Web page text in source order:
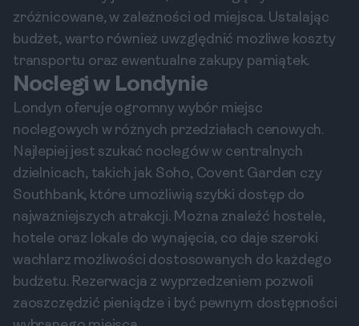
zróżnicowane, w zależności od miejsca. Ustalając
budżet, warto również uwzględnić możliwe koszty
transportu oraz ewentualne zakupy pamiątek.
Noclegi w Londynie
Londyn oferuje ogromny wybór miejsc
noclegowych w różnych przedziałach cenowych.
Najlepiej jest szukać noclegów w centralnych
dzielnicach, takich jak Soho, Covent Garden czy
Southbank, które umożliwią szybki dostęp do
najważniejszych atrakcji. Można znaleźć hostele,
hotele oraz lokale do wynajęcia, co daje szeroki
wachlarz możliwości dostosowanych do każdego
budżetu. Rezerwacja z wyprzedzeniem pozwoli
zaoszczędzić pieniądze i być pewnym dostępności